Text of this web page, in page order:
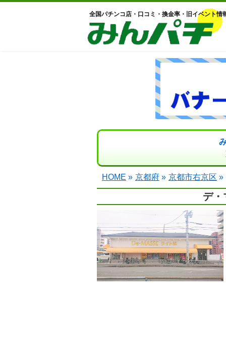
全国パチンコ店・口コミ・換金率・旧イベント情
HOME » 京都府 » 京都市右京区 »
デ・